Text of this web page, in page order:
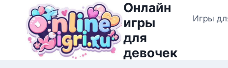
Перейти
содержимому
Онлайн
игры
для
девочек
Игры